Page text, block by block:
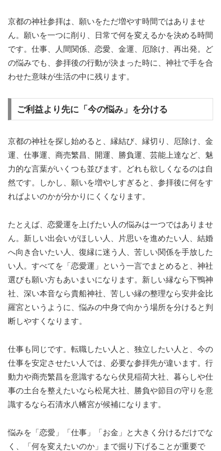
京都の神社参拝は、願いをただ増やす時間ではありませ
ん。願いを一つに削り、日常で何を変えるかを決める時間
です。仕事、人間関係、恋愛、金運、厄除け、再出発。ど
の悩みでも、参拝後の行動が決まった時に、神社で手を合
わせた意味が生活の中に残ります。
ご利益より先に「今の悩み」を分ける
京都の神社を探し始めると、縁結び、縁切り、厄除け、金
運、仕事運、商売繁昌、開運、勝負運、芸能上達など、魅
力的な言葉がいくつも並びます。どれも欲しくなるのは自
然です。しかし、願いを増やしすぎると、参拝後に何をす
ればよいのかが分かりにくくなります。
たとえば、恋愛運を上げたい人の悩みは一つではありませ
ん。新しい出会いがほしい人、片思いを進めたい人、結婚
へ向き合いたい人、復縁に迷う人、苦しい関係を手放した
い人。すべてを「恋愛運」という一言でまとめると、神社
選びも願い方もあいまいになります。新しい縁なら下鴨神
社、深い本音なら貴船神社、苦しい縁の整理なら安井金比
羅宮というように、悩みの中身で向かう場所を分けると判
断しやすくなります。
仕事も同じです。転職したい人と、独立したい人と、今の
仕事を安定させたい人では、必要な参拝先が違います。行
動力や商売繁昌を意識するなら伏見稲荷大社、暮らしや仕
事の土台を整えたいなら松尾大社、勝負や節目の守りを意
識するなら石清水八幡宮が候補になります。
悩みを「恋愛」「仕事」「お金」と大きく分けるだけでな
く、「何を変えたいのか」まで掘り下げることが重要で